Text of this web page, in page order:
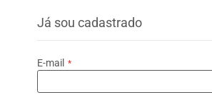
Já sou cadastrado
E-mail